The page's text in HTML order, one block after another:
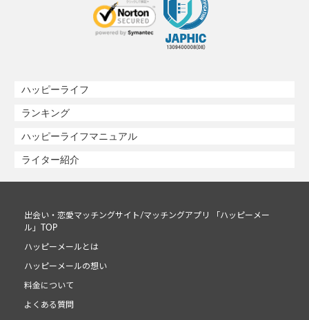
ハッピーライフ
ランキング
ハッピーライフマニュアル
ライター紹介
出会い・恋愛マッチングサイト/マッチングアプリ 「ハッピーメー
ル」TOP
ハッピーメールとは
ハッピーメールの想い
料金について
よくある質問